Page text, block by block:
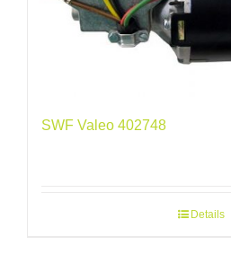
SWF Valeo 402748
Details